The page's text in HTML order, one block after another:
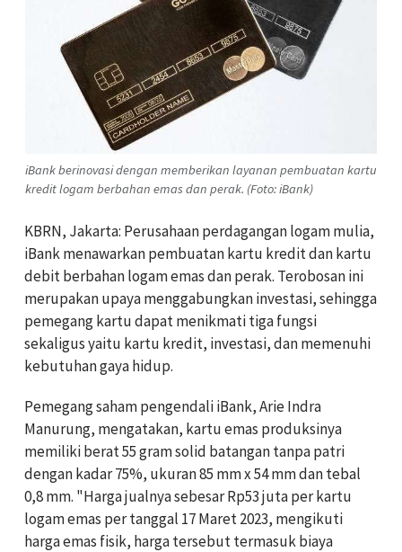
iBank berinovasi dengan memberikan layanan pembuatan kartu
kredit logam berbahan emas dan perak. (Foto: iBank)
KBRN, Jakarta: Perusahaan perdagangan logam mulia,
iBank menawarkan pembuatan kartu kredit dan kartu
debit berbahan logam emas dan perak. Terobosan ini
merupakan upaya menggabungkan investasi, sehingga
pemegang kartu dapat menikmati tiga fungsi
sekaligus yaitu kartu kredit, investasi, dan memenuhi
kebutuhan gaya hidup.
Pemegang saham pengendali iBank, Arie Indra
Manurung, mengatakan, kartu emas produksinya
memiliki berat 55 gram solid batangan tanpa patri
dengan kadar 75%, ukuran 85 mm x 54 mm dan tebal
0,8 mm. "Harga jualnya sebesar Rp53 juta per kartu
logam emas per tanggal 17 Maret 2023, mengikuti
harga emas fisik, harga tersebut termasuk biaya